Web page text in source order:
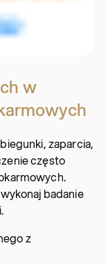
w
zaparcia,
często
badanie
z